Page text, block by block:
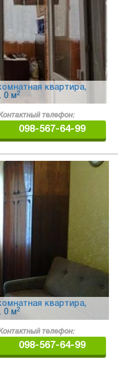
квартира,
0 м2
телефон:
098-567-64-99
квартира,
0 м2
телефон:
098-567-64-99